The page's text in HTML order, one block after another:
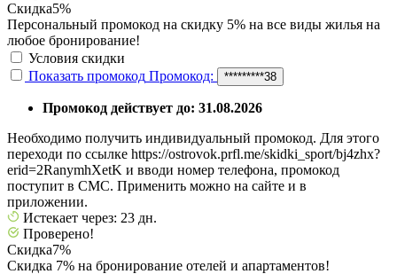
Скидка5%
Персональный промокод на скидку 5% на все виды жилья на
любое бронирование!
Условия скидки
Показать промокод Промокод: *********38
Промокод действует до: 31.08.2026
Необходимо получить индивидуальный промокод. Для этого
переходи по ссылке https://ostrovok.prfl.me/skidki_sport/bj4zhx?
erid=2RanymhXetK и вводи номер телефона, промокод
поступит в СМС. Применить можно на сайте и в
приложении.
Истекает через: 23 дн.
Проверено!
Скидка7%
Скидка 7% на бронирование отелей и апартаментов!